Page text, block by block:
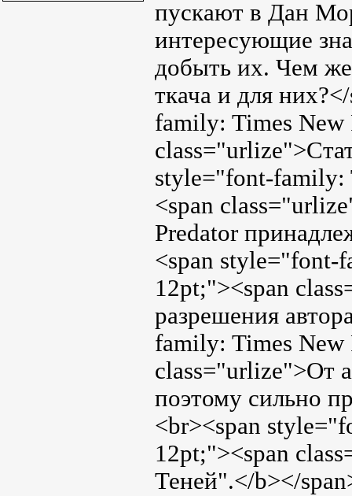
пускают в Дан
интересующие
добыть их. Чем
ткача и для
family: Times New
style="font-family:
<span
Predator
<span style="font-
12pt;"><span
разрешения
family: Times New
class="urlize">От
поэтому сильно
<br><span
12pt;"><span
Теней".</b></